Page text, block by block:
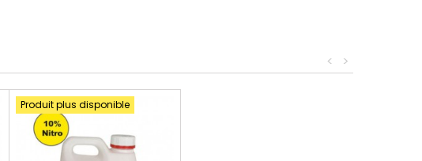
>
<
Produit plus disponible